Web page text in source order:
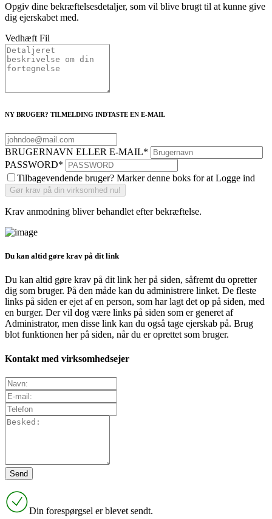
Opgiv dine bekræftelsesdetaljer, som vil blive brugt til at kunne give
dig ejerskabet med.
Vedhæft Fil
NY BRUGER? TILMELDING INDTASTE EN E-MAIL
BRUGERNAVN ELLER E-MAIL*
PASSWORD*
Tilbagevendende bruger? Marker denne boks for at Logge ind
Krav anmodning bliver behandlet efter bekræftelse.
Du kan altid gøre krav på dit link
Du kan altid gøre krav på dit link her på siden, såfremt du opretter
dig som bruger. På den måde kan du administrere linket. De fleste
links på siden er ejet af en person, som har lagt det op på siden, med
en burger. Der vil dog være links på siden som er generet af
Administrator, men disse link kan du også tage ejerskab på. Brug
blot funktionen her på siden, når du er oprettet som bruger.
Kontakt med virksomhedsejer
Din forespørgsel er blevet sendt.